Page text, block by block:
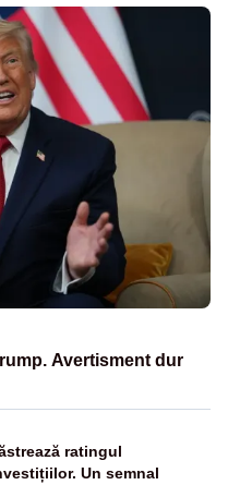
Avertisment dur
ratingul
Un semnal